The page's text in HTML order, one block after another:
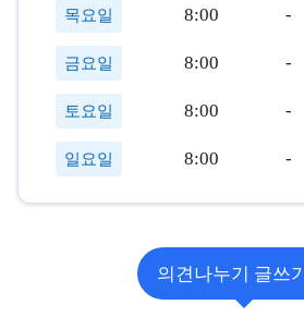
목요일 8:00 -
금요일 8:00 -
토요일 8:00 -
일요일 8:00 -
의견나누기 글쓰